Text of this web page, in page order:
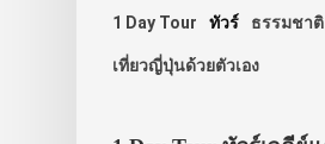
1 Day Tour ทัวร์ ธรรมชาติ
เที่ยวญี่ปุ่นด้วยตัวเอง